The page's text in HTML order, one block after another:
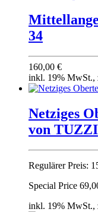
34
160,00 €
inkl. 19% MwSt.,
Netziges
von TUZZI
Regulärer Preis:
Special Price
inkl. 19% MwSt.,